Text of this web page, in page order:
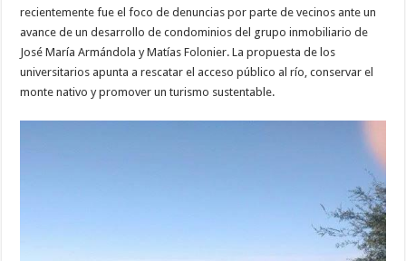
recientemente fue el foco de denuncias por parte de vecinos ante un
avance de un desarrollo de condominios del grupo inmobiliario de
José María Armándola y Matías Folonier. La propuesta de los
universitarios apunta a rescatar el acceso público al río, conservar el
monte nativo y promover un turismo sustentable.